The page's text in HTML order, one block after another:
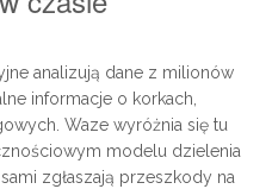
analizują dane z milionów
informacje o korkach,
Waze wyróżnia się tu
modelu dzielenia
zgłaszają przeszkody na